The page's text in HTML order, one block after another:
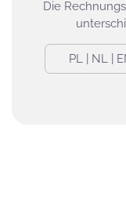
Die
PL | NL |